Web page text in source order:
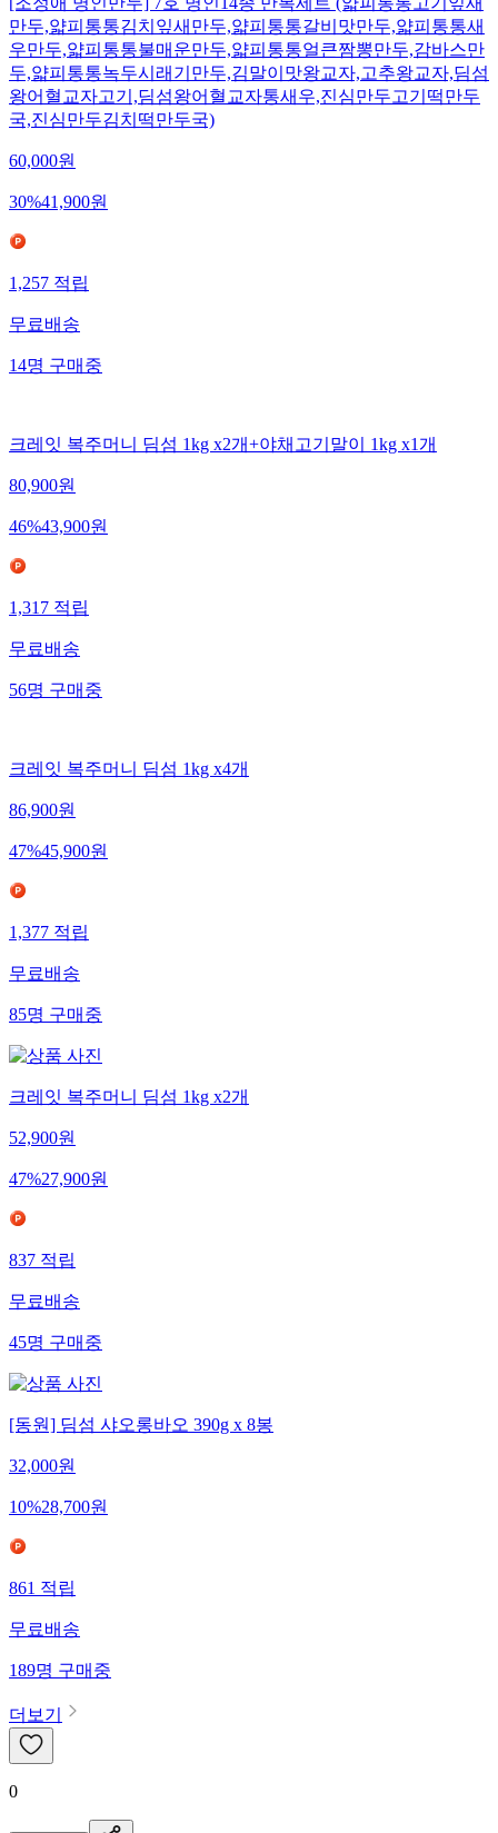
[조정애 명인만두] 7호 명인14종 만복세트 (얇피통통고기잎새
만두,얇피통통김치잎새만두,얇피통통갈비맛만두,얇피통통새
우만두,얇피통통불매운만두,얇피통통얼큰짬뽕만두,감바스만
두,얇피통통녹두시래기만두,김말이맛왕교자,고추왕교자,딤섬
왕어혈교자고기,딤섬왕어혈교자통새우,진심만두고기떡만두
국,진심만두김치떡만두국)
60,000원
30%41,900원
1,257적립
무료배송
14명구매중
크레잇 복주머니 딤섬 1kg x2개+야채고기말이 1kg x1개
80,900원
46%43,900원
1,317적립
무료배송
56명구매중
크레잇 복주머니 딤섬 1kg x4개
86,900원
47%45,900원
1,377적립
무료배송
85명구매중
크레잇 복주머니 딤섬 1kg x2개
52,900원
47%27,900원
837적립
무료배송
45명구매중
[동원] 딤섬 샤오롱바오 390g x 8봉
32,000원
10%28,700원
861적립
무료배송
189명구매중
더보기
0